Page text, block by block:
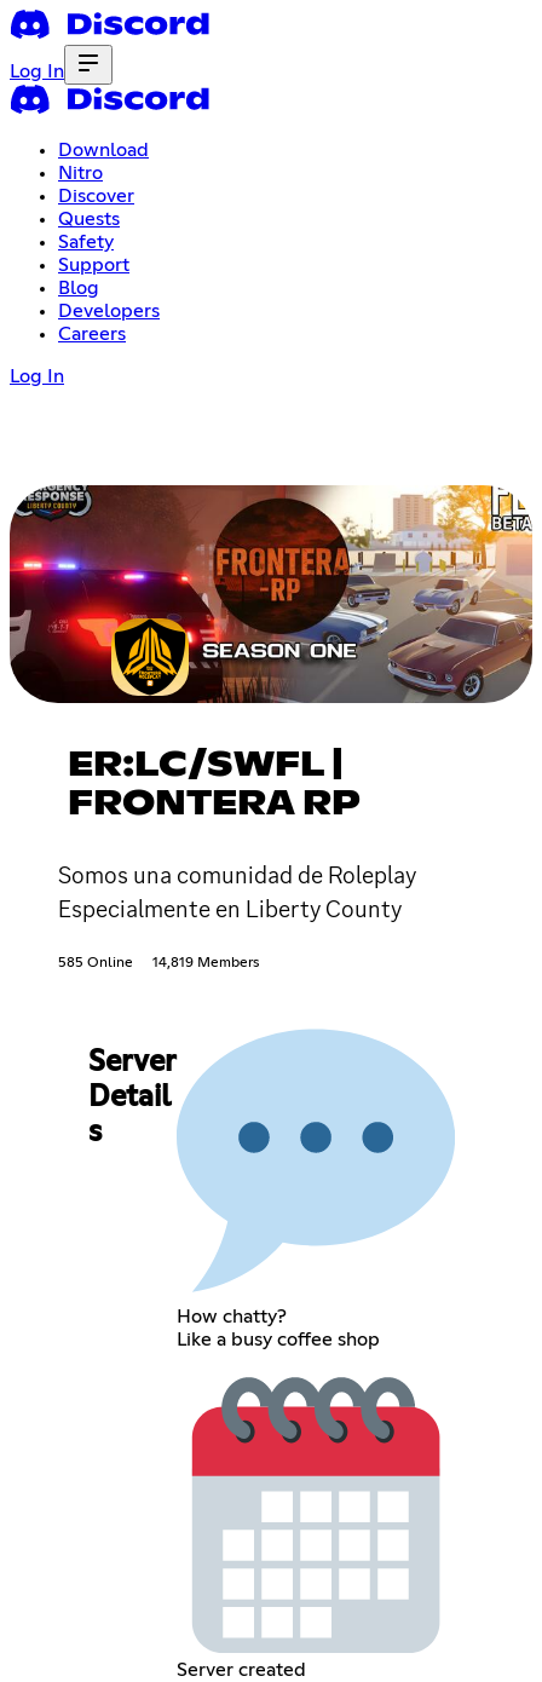
Log In
Download
Nitro
Discover
Quests
Safety
Support
Blog
Developers
Careers
Log In
ER:LC/SWFL |
FRONTERA RP
Somos una comunidad de Roleplay
Especialmente en Liberty County
585 Online 14,819 Members
Server
Detail
s
How chatty?
Like a busy coffee shop
Server created